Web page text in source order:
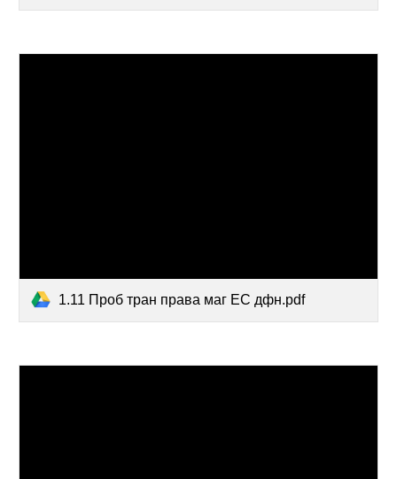
1.11 Проб тран права маг ЕС дфн.pdf